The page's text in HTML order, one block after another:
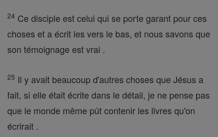
24 Ce disciple est celui qui se porte garant pour ces
choses et a écrit les vers le bas, et nous savons que
son témoignage est vrai .
25 Il y avait beaucoup d'autres choses que Jésus a
fait, si elle était écrite dans le détail, je ne pense pas
que le monde même pût contenir les livres qu'on
écrirait .